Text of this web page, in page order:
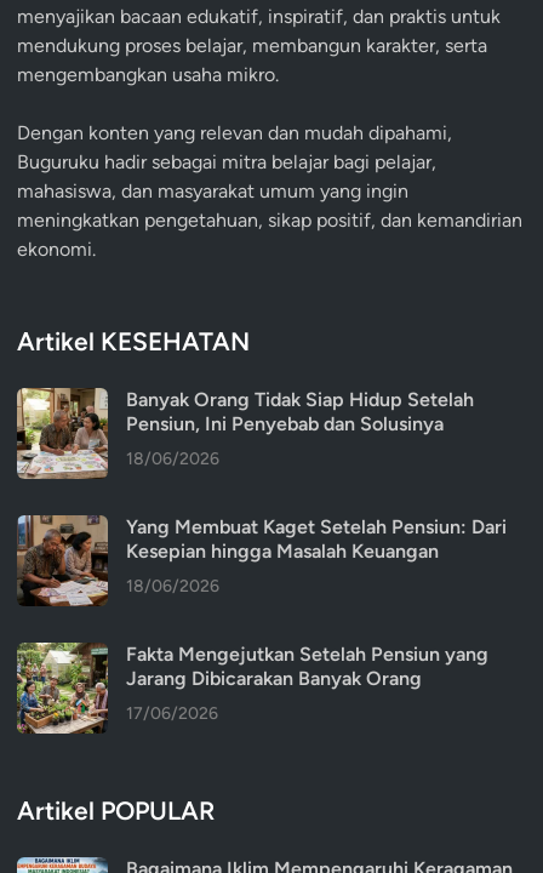
menyajikan bacaan edukatif, inspiratif, dan praktis untuk
mendukung proses belajar, membangun karakter, serta
mengembangkan usaha mikro.
Dengan konten yang relevan dan mudah dipahami,
Buguruku hadir sebagai mitra belajar bagi pelajar,
mahasiswa, dan masyarakat umum yang ingin
meningkatkan pengetahuan, sikap positif, dan kemandirian
ekonomi.
Artikel KESEHATAN
Banyak Orang Tidak Siap Hidup Setelah
Pensiun, Ini Penyebab dan Solusinya
18/06/2026
Yang Membuat Kaget Setelah Pensiun: Dari
Kesepian hingga Masalah Keuangan
18/06/2026
Fakta Mengejutkan Setelah Pensiun yang
Jarang Dibicarakan Banyak Orang
17/06/2026
Artikel POPULAR